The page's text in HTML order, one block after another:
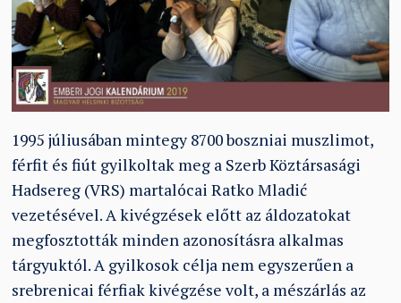
1995 júliusában mintegy 8700 boszniai muszlimot,
férfit és fiút gyilkoltak meg a Szerb Köztársasági
Hadsereg (VRS) martalócai Ratko Mladić
vezetésével. A kivégzések előtt az áldozatokat
megfosztották minden azonosításra alkalmas
tárgyuktól. A gyilkosok célja nem egyszerűen a
srebrenicai férfiak kivégzése volt, a mészárlás az